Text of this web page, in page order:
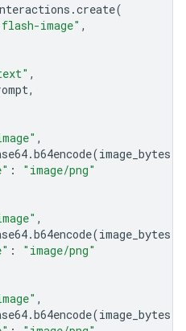
.create(
image" ,
,
,
,
.b64encode(image_bytes
:
"image/png"
,
.b64encode(image_bytes
:
"image/png"
,
.b64encode(image_bytes